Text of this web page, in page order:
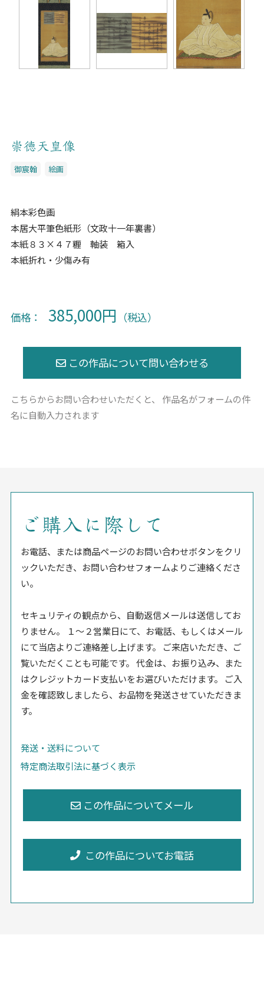
崇徳天皇像
御宸翰 絵画
絹本彩色画
本居大平筆色紙形（文政十一年裏書）
本紙８３×４７糎 軸装 箱入
本紙折れ・少傷み有
価格： 385,000円 （税込）
こちらからお問い合わせいただくと、
作品名がフォームの件
名に自動入力されます
ご購入に際して
お電話、または商品ページのお問い合わせボタンをクリ
ックいただき、お問い合わせフォームよりご連絡くださ
い。
セキュリティの観点から、自動返信メールは送信してお
りません。 １〜２営業日にて、お電話、もしくはメール
にて当店よりご連絡差し上げます。 ご来店いただき、ご
覧いただくことも可能です。 代金は、お振り込み、また
はクレジットカード支払いをお選びいただけます。 ご入
金を確認致しましたら、お品物を発送させていただきま
す。
発送・送料について
特定商法取引法に基づく表示
この作品についてお電話